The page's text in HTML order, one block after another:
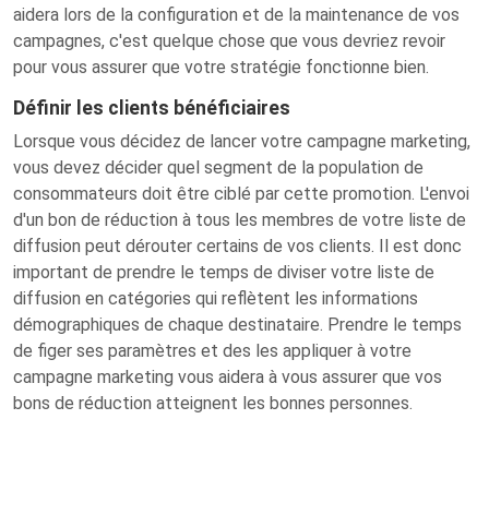
aidera lors de la configuration et de la maintenance de vos
campagnes, c'est quelque chose que vous devriez revoir
pour vous assurer que votre stratégie fonctionne bien.
Définir les clients bénéficiaires
Lorsque vous décidez de lancer votre campagne marketing,
vous devez décider quel segment de la population de
consommateurs doit être ciblé par cette promotion. L'envoi
d'un bon de réduction à tous les membres de votre liste de
diffusion peut dérouter certains de vos clients. Il est donc
important de prendre le temps de diviser votre liste de
diffusion en catégories qui reflètent les informations
démographiques de chaque destinataire. Prendre le temps
de figer ses paramètres et des les appliquer à votre
campagne marketing vous aidera à vous assurer que vos
bons de réduction atteignent les bonnes personnes.